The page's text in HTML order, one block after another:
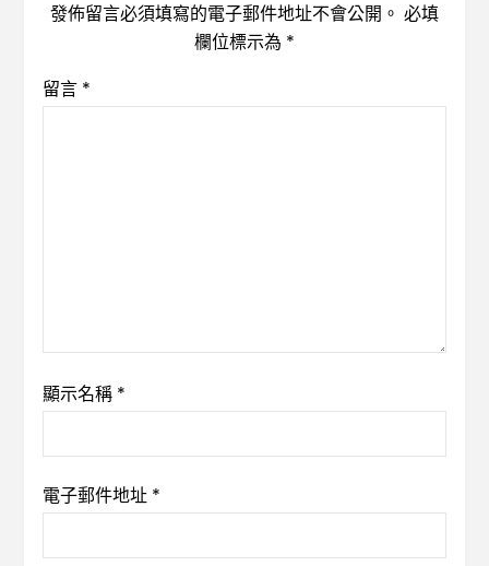
發佈留言必須填寫的電子郵件地址不會公開。 必填
欄位標示為 *
留言 *
顯示名稱 *
電子郵件地址 *